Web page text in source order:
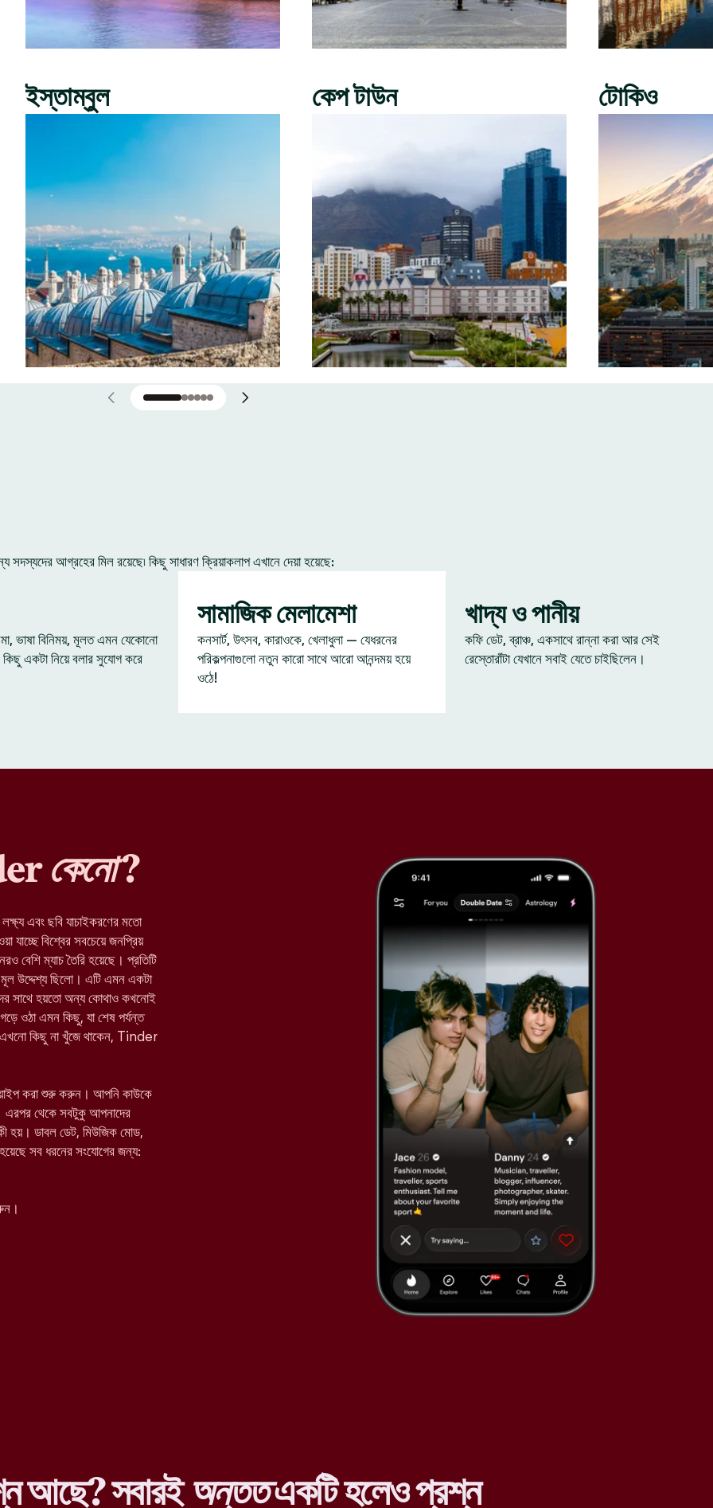
ইস্তাম্বুল কেপ টাউন টোকিও
আগ্রহের মিল রয়েছে৷ কিছু সাধারণ ক্রিয়াকলাপ এখানে দেয়া হয়েছে:
ভাষা বিনিময়, মূলত এমন যেকোনো
একটা নিয়ে বলার সুযোগ করে
সামাজিক মেলামেশা
কনসার্ট, উৎসব, কারাওকে, খেলাধুলা — যেধরনের
পরিকল্পনাগুলো নতুন কারো সাথে আরো আনন্দময় হয়ে
ওঠে!
খাদ্য ও পানীয়
কফি ডেট, ব্রাঞ্চ, একসাথে রান্না করা আর সেই
রেস্তোরাঁটা যেখানে সবাই যেতে চাইছিলেন।
কেনো?
এবং ছবি যাচাইকরণের মতো
যাচ্ছে বিশ্বের সবচেয়ে জনপ্রিয়
বেশি ম্যাচ তৈরি হয়েছে। প্রতিটি
উদ্দেশ্য ছিলো। এটি এমন একটা
সাথে হয়তো অন্য কোথাও কখনোই
ওঠা এমন কিছু, যা শেষ পর্যন্ত
এখনো কিছু না খুঁজে থাকেন, Tinder
করা শুরু করুন। আপনি কাউকে
এরপর থেকে সবটুকু আপনাদের
হয়। ডাবল ডেট, মিউজিক মোড,
সব ধরনের সংযোগের জন্য:
আছে? সবারইঅন্ততএকটি হলেও প্রশ্ন